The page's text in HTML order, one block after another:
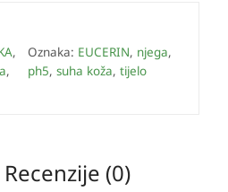
,
,
Oznaka: EUCERIN, njega,
ph5, suha koža, tijelo
Recenzije (0)